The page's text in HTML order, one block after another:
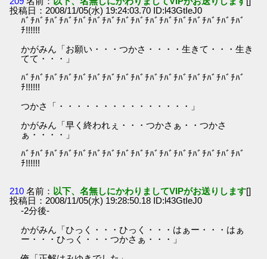
投稿日：2008/11/05(水) 19:24:03.70 ID:l43GtIeJ0
ﾊﾞﾁﾊﾞﾁﾊﾞﾁﾊﾞﾁﾊﾞﾁﾊﾞﾁﾊﾞﾁﾊﾞﾁﾊﾞﾁﾊﾞﾁﾊﾞﾁﾊﾞﾁﾊﾞﾁﾊﾞﾁﾊﾞﾁﾊﾞ
ﾁ!!!!!!
かがみん「お願い・・・つかさ・・・・生きて・・・生き
てて・・・」
ﾊﾞﾁﾊﾞﾁﾊﾞﾁﾊﾞﾁﾊﾞﾁﾊﾞﾁﾊﾞﾁﾊﾞﾁﾊﾞﾁﾊﾞﾁﾊﾞﾁﾊﾞﾁﾊﾞﾁﾊﾞﾁﾊﾞﾁﾊﾞ
ﾁ!!!!!!
つかさ「・・・・・・・・・・・・・・・」
かがみん「早く終われぇ・・・つかさぁ・・つかさ
ぁ・・・・」
ﾊﾞﾁﾊﾞﾁﾊﾞﾁﾊﾞﾁﾊﾞﾁﾊﾞﾁﾊﾞﾁﾊﾞﾁﾊﾞﾁﾊﾞﾁﾊﾞﾁﾊﾞﾁﾊﾞﾁﾊﾞﾁﾊﾞﾁﾊﾞ
ﾁ!!!!!!
210 名前： 以下、名無しにかわりましてVIPがお送りします[]
投稿日：2008/11/05(水) 19:28:50.18 ID:l43GtIeJ0
-2分後-
かがみん「ひっく・・・ひっく・・・はぁー・・・はぁ
ー・・・ひっく・・・つかさぁ・・・」